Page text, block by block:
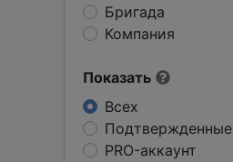
Бригада
Компания
Показать
Всех
Подтвержденные
PRO-аккаунт